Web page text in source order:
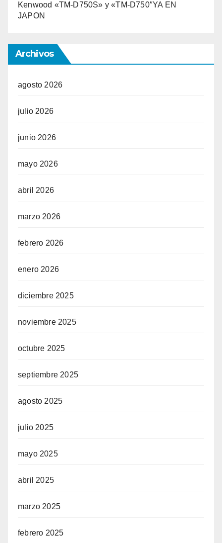
Kenwood «TM-D750S» y «TM-D750″YA EN
JAPON
Archivos
agosto 2026
julio 2026
junio 2026
mayo 2026
abril 2026
marzo 2026
febrero 2026
enero 2026
diciembre 2025
noviembre 2025
octubre 2025
septiembre 2025
agosto 2025
julio 2025
mayo 2025
abril 2025
marzo 2025
febrero 2025